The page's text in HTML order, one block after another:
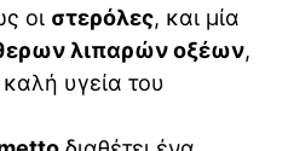
οι στερόλες, και μία
λιπαρών οξέων,
υγεία του